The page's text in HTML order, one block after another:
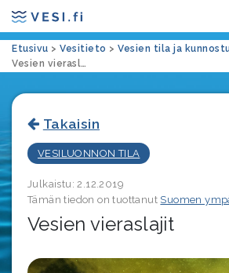
Etusivu > Vesitieto > Vesien tila ja
Vesien vieraslajit
Takaisin
VESILUONNON TILA
Julkaistu: 2.12.2019
Tämän tiedon on tuottanut Suomen
Vesien vieraslajit